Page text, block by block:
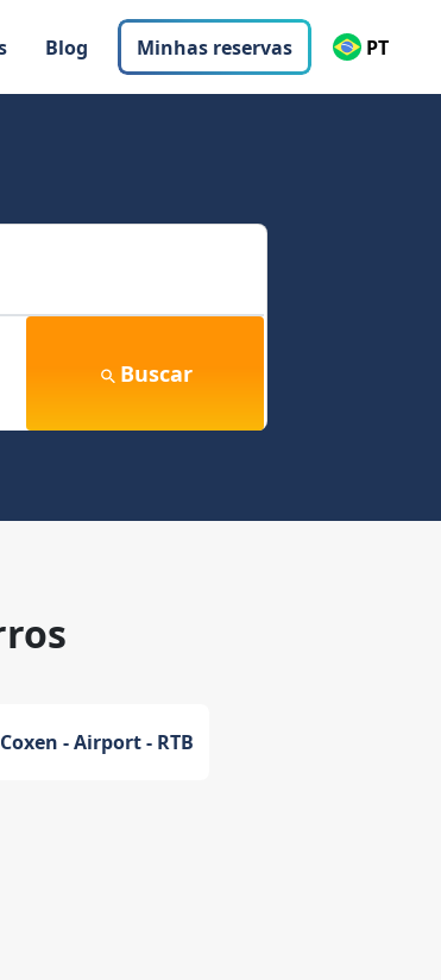
Blog Minhas reservas PT
Buscar
- Airport - RTB